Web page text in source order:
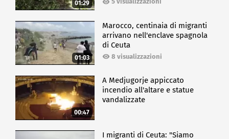
01:29
01:03
Marocco, centinaia di migranti
arrivano nell'enclave spagnola
di Ceuta
8 visualizzazioni
00:47
A Medjugorje appiccato
incendio all'altare e statue
vandalizzate
I migranti di Ceuta: "Siamo